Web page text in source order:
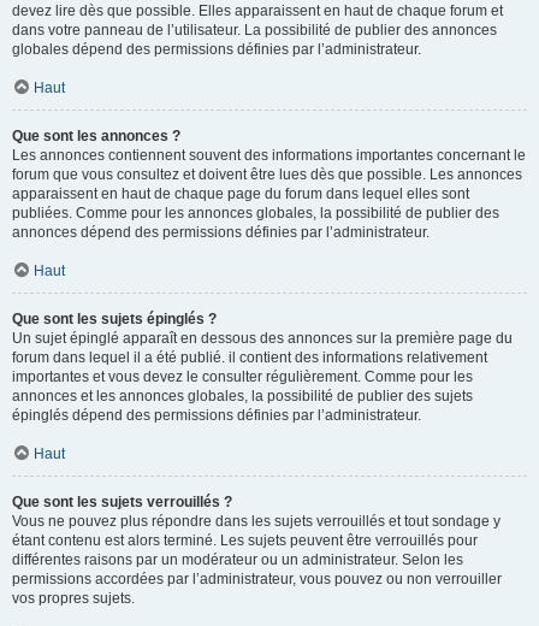
devez lire dès que possible. Elles apparaissent en haut de chaque forum et
dans votre panneau de l’utilisateur. La possibilité de publier des annonces
globales dépend des permissions définies par l’administrateur.
Haut
Que sont les annonces ?
Les annonces contiennent souvent des informations importantes concernant le
forum que vous consultez et doivent être lues dès que possible. Les annonces
apparaissent en haut de chaque page du forum dans lequel elles sont
publiées. Comme pour les annonces globales, la possibilité de publier des
annonces dépend des permissions définies par l’administrateur.
Haut
Que sont les sujets épinglés ?
Un sujet épinglé apparaît en dessous des annonces sur la première page du
forum dans lequel il a été publié. il contient des informations relativement
importantes et vous devez le consulter régulièrement. Comme pour les
annonces et les annonces globales, la possibilité de publier des sujets
épinglés dépend des permissions définies par l’administrateur.
Haut
Que sont les sujets verrouillés ?
Vous ne pouvez plus répondre dans les sujets verrouillés et tout sondage y
étant contenu est alors terminé. Les sujets peuvent être verrouillés pour
différentes raisons par un modérateur ou un administrateur. Selon les
permissions accordées par l’administrateur, vous pouvez ou non verrouiller
vos propres sujets.